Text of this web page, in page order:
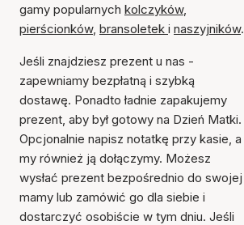
gamy popularnych kolczyków,
pierścionków, bransoletek i naszyjników.
Jeśli znajdziesz prezent u nas -
zapewniamy bezpłatną i szybką
dostawę. Ponadto ładnie zapakujemy
prezent, aby był gotowy na Dzień Matki.
Opcjonalnie napisz notatkę przy kasie, a
my również ją dołączymy. Możesz
wysłać prezent bezpośrednio do swojej
mamy lub zamówić go dla siebie i
dostarczyć osobiście w tym dniu. Jeśli